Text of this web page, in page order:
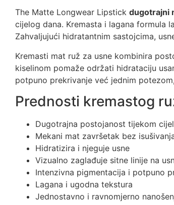
The Matte Longwear Lipstick dugotrajni
cijelog dana. Kremasta i lagana formula
Zahvaljujući hidratantnim sastojcima,
Kremasti mat ruž za usne kombinira
kiselinom pomaže održati hidrataciju
potpuno prekrivanje već jednim
Prednosti kremastog
Dugotrajna postojanost tijekom
Mekani mat završetak bez
Hidratizira i njeguje usne
Vizualno zaglađuje sitne linije na
Intenzivna pigmentacija i potpuno
Lagana i ugodna tekstura
Jednostavno i ravnomjerno